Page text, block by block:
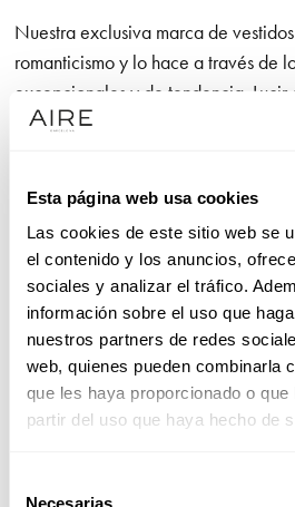
Esta página web usa cookies
Las cookies de este sitio web se
el contenido y los anuncios,
sociales y analizar el tráfico.
información sobre el uso que
nuestros partners de redes
web, quienes pueden combinarla
que les haya proporcionado o
partir del uso que haya hecho de
Necesarias
Nuestra exclusiva marca de
romanticismo y lo hace a través de
excepcionales y de tendencia. Lucir
extraordinarias de camino al altar
nobles que utilizamos en cada
para la vista y para el tacto.
Sucumbirás con la línea de vestidos
Atelier si tus máximas son calidad y
admiración por los modelos Aire
elegancia con la sensualidad,
muy femeninas con las que celebrar
enfundada en un vestido de novia